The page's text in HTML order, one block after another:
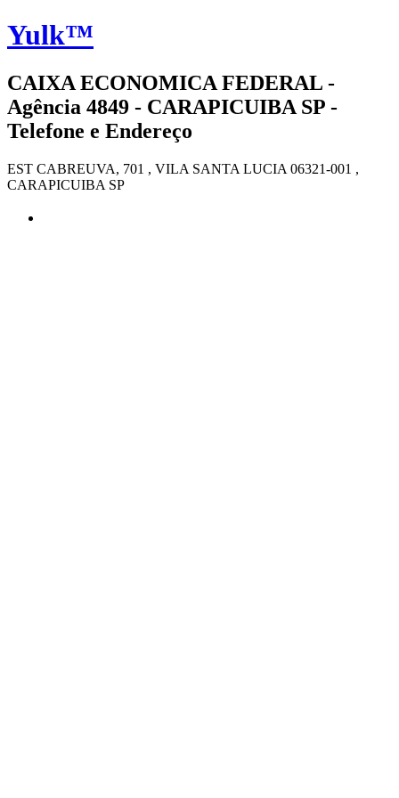
Yulk™
CAIXA ECONOMICA FEDERAL -
Agência 4849 - CARAPICUIBA SP -
Telefone e Endereço
EST CABREUVA, 701 , VILA SANTA LUCIA 06321-001 ,
CARAPICUIBA SP